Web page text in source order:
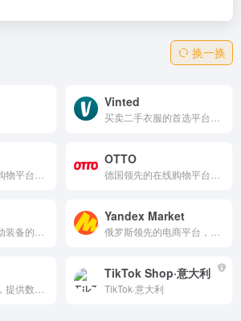
换一换
Vinted
OTTO
Yandex Market
TikTok Shop·意大利
TikTok·意大利